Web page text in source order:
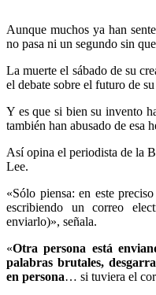
Aunque muchos ya han
no pasa ni un segundo sin
La muerte el sábado de su
el debate sobre el futuro de
Y es que si bien su invento
también han abusado de esa
Así opina el periodista de la
Lee.
«Sólo piensa: en este
escribiendo un correo
enviarlo)», señala.
«Otra persona está
palabras brutales,
en persona… si tuviera el